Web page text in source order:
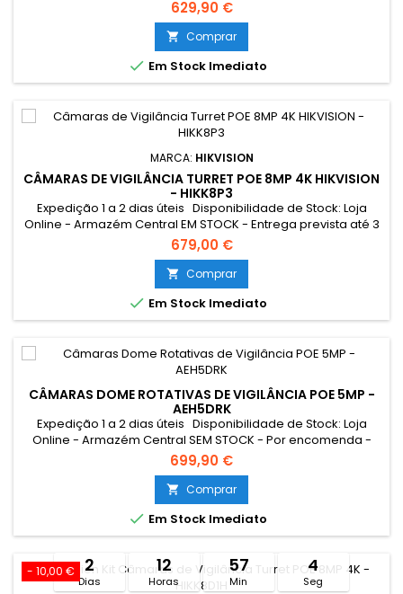
chegada até 10 dias úteis Loja Braga - Rua António
Fernandes Ferreira Gomes SEM STOCK - Por encomenda -
chegada até 10 dias úteis
629,90 €
 Comprar
 Em Stock Imediato
MARCA: HIKVISION
CÂMARAS DE VIGILÂNCIA TURRET POE 8MP 4K HIKVISION
- HIKK8P3
Expedição 1 a 2 dias úteis Disponibilidade de Stock: Loja
Online - Armazém Central EM STOCK - Entrega prevista até 3
dias úteis Loja Braga - Rua António Fernandes Ferreira
Gomes SEM STOCK - Por encomenda - chegada até 2 dias
úteis &gt;Linha Profissional&lt;
679,00 €
 Comprar
 Em Stock Imediato
CÂMARAS DOME ROTATIVAS DE VIGILÂNCIA POE 5MP -
AEH5DRK
Expedição 1 a 2 dias úteis Disponibilidade de Stock: Loja
Online - Armazém Central SEM STOCK - Por encomenda -
chegada até 10 dias úteis Loja Braga - Rua António
Fernandes Ferreira Gomes SEM STOCK - Por encomenda -
chegada até 10 dias úteis
699,90 €
 Comprar
 Em Stock Imediato
- 10,00 € 2
Dias
12
Horas
57
Min
3
Seg